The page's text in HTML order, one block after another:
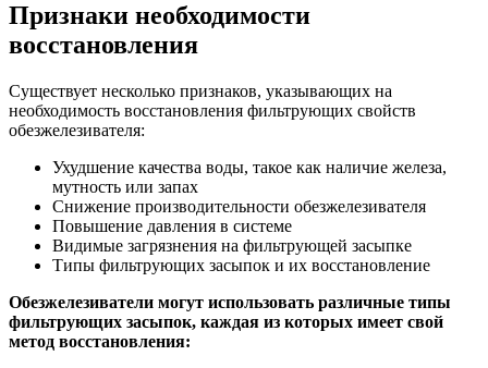
Признаки необходимости
восстановления
Существует несколько признаков, указывающих на
необходимость восстановления фильтрующих свойств
обезжелезивателя:
Ухудшение качества воды, такое как наличие железа,
мутность или запах
Снижение производительности обезжелезивателя
Повышение давления в системе
Видимые загрязнения на фильтрующей засыпке
Типы фильтрующих засыпок и их восстановление
Обезжелезиватели могут использовать различные типы
фильтрующих засыпок, каждая из которых имеет свой
метод восстановления: